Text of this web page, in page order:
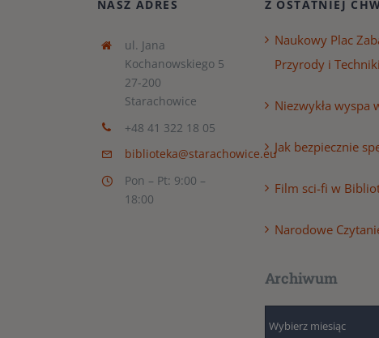
NASZ ADRES
ul. Jana
Kochanowskiego 5
27-200
Starachowice
+48 41 322 18 05
biblioteka@starachowice.eu
Pon – Pt: 9:00 –
18:00
Z OSTATNIEJ
Naukowy Plac
Przyrody i
Niezwykła wyspa
Jak bezpiecznie
Film sci-fi w
Narodowe
Archiwum